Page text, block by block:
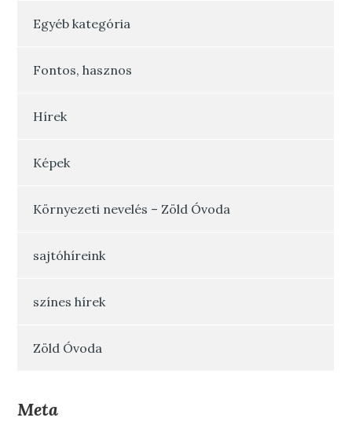
Egyéb kategória
Fontos, hasznos
Hírek
Képek
Környezeti nevelés – Zöld Óvoda
sajtóhíreink
színes hírek
Zöld Óvoda
Meta